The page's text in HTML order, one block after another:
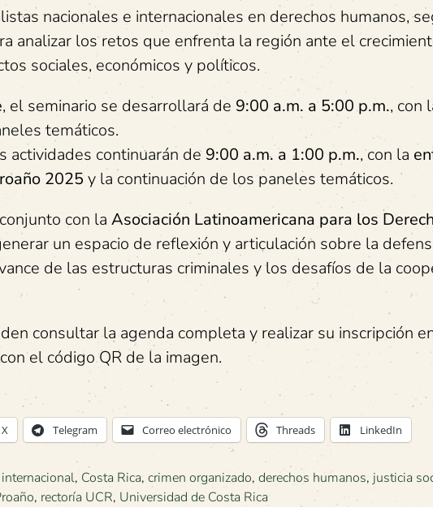
nacionales e internacionales en derechos humanos,
analizar los retos que enfrenta la región ante el
sociales, económicos y políticos.
, el seminario se desarrollará de 9:00 a.m. a 5:00 p.m., con
temáticos.
actividades continuarán de 9:00 a.m. a 1:00 p.m., con la
2025 y la continuación de los paneles temáticos.
con la Asociación Latinoamericana para los
un espacio de reflexión y articulación sobre la
de las estructuras criminales y los desafíos de la
consultar la agenda completa y realizar su inscripción
el código QR de la imagen.
X Telegram Correo electrónico Threads LinkedIn
, Costa Rica, crimen organizado, derechos humanos, justicia
, rectoría UCR, Universidad de Costa Rica